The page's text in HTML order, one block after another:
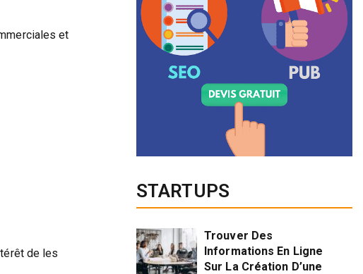
et
de les
STARTUPS
Trouver Des
Informations En Ligne
Sur La Création D’une